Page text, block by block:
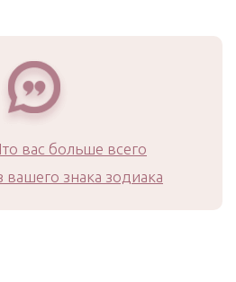
вас больше всего
вашего знака зодиака